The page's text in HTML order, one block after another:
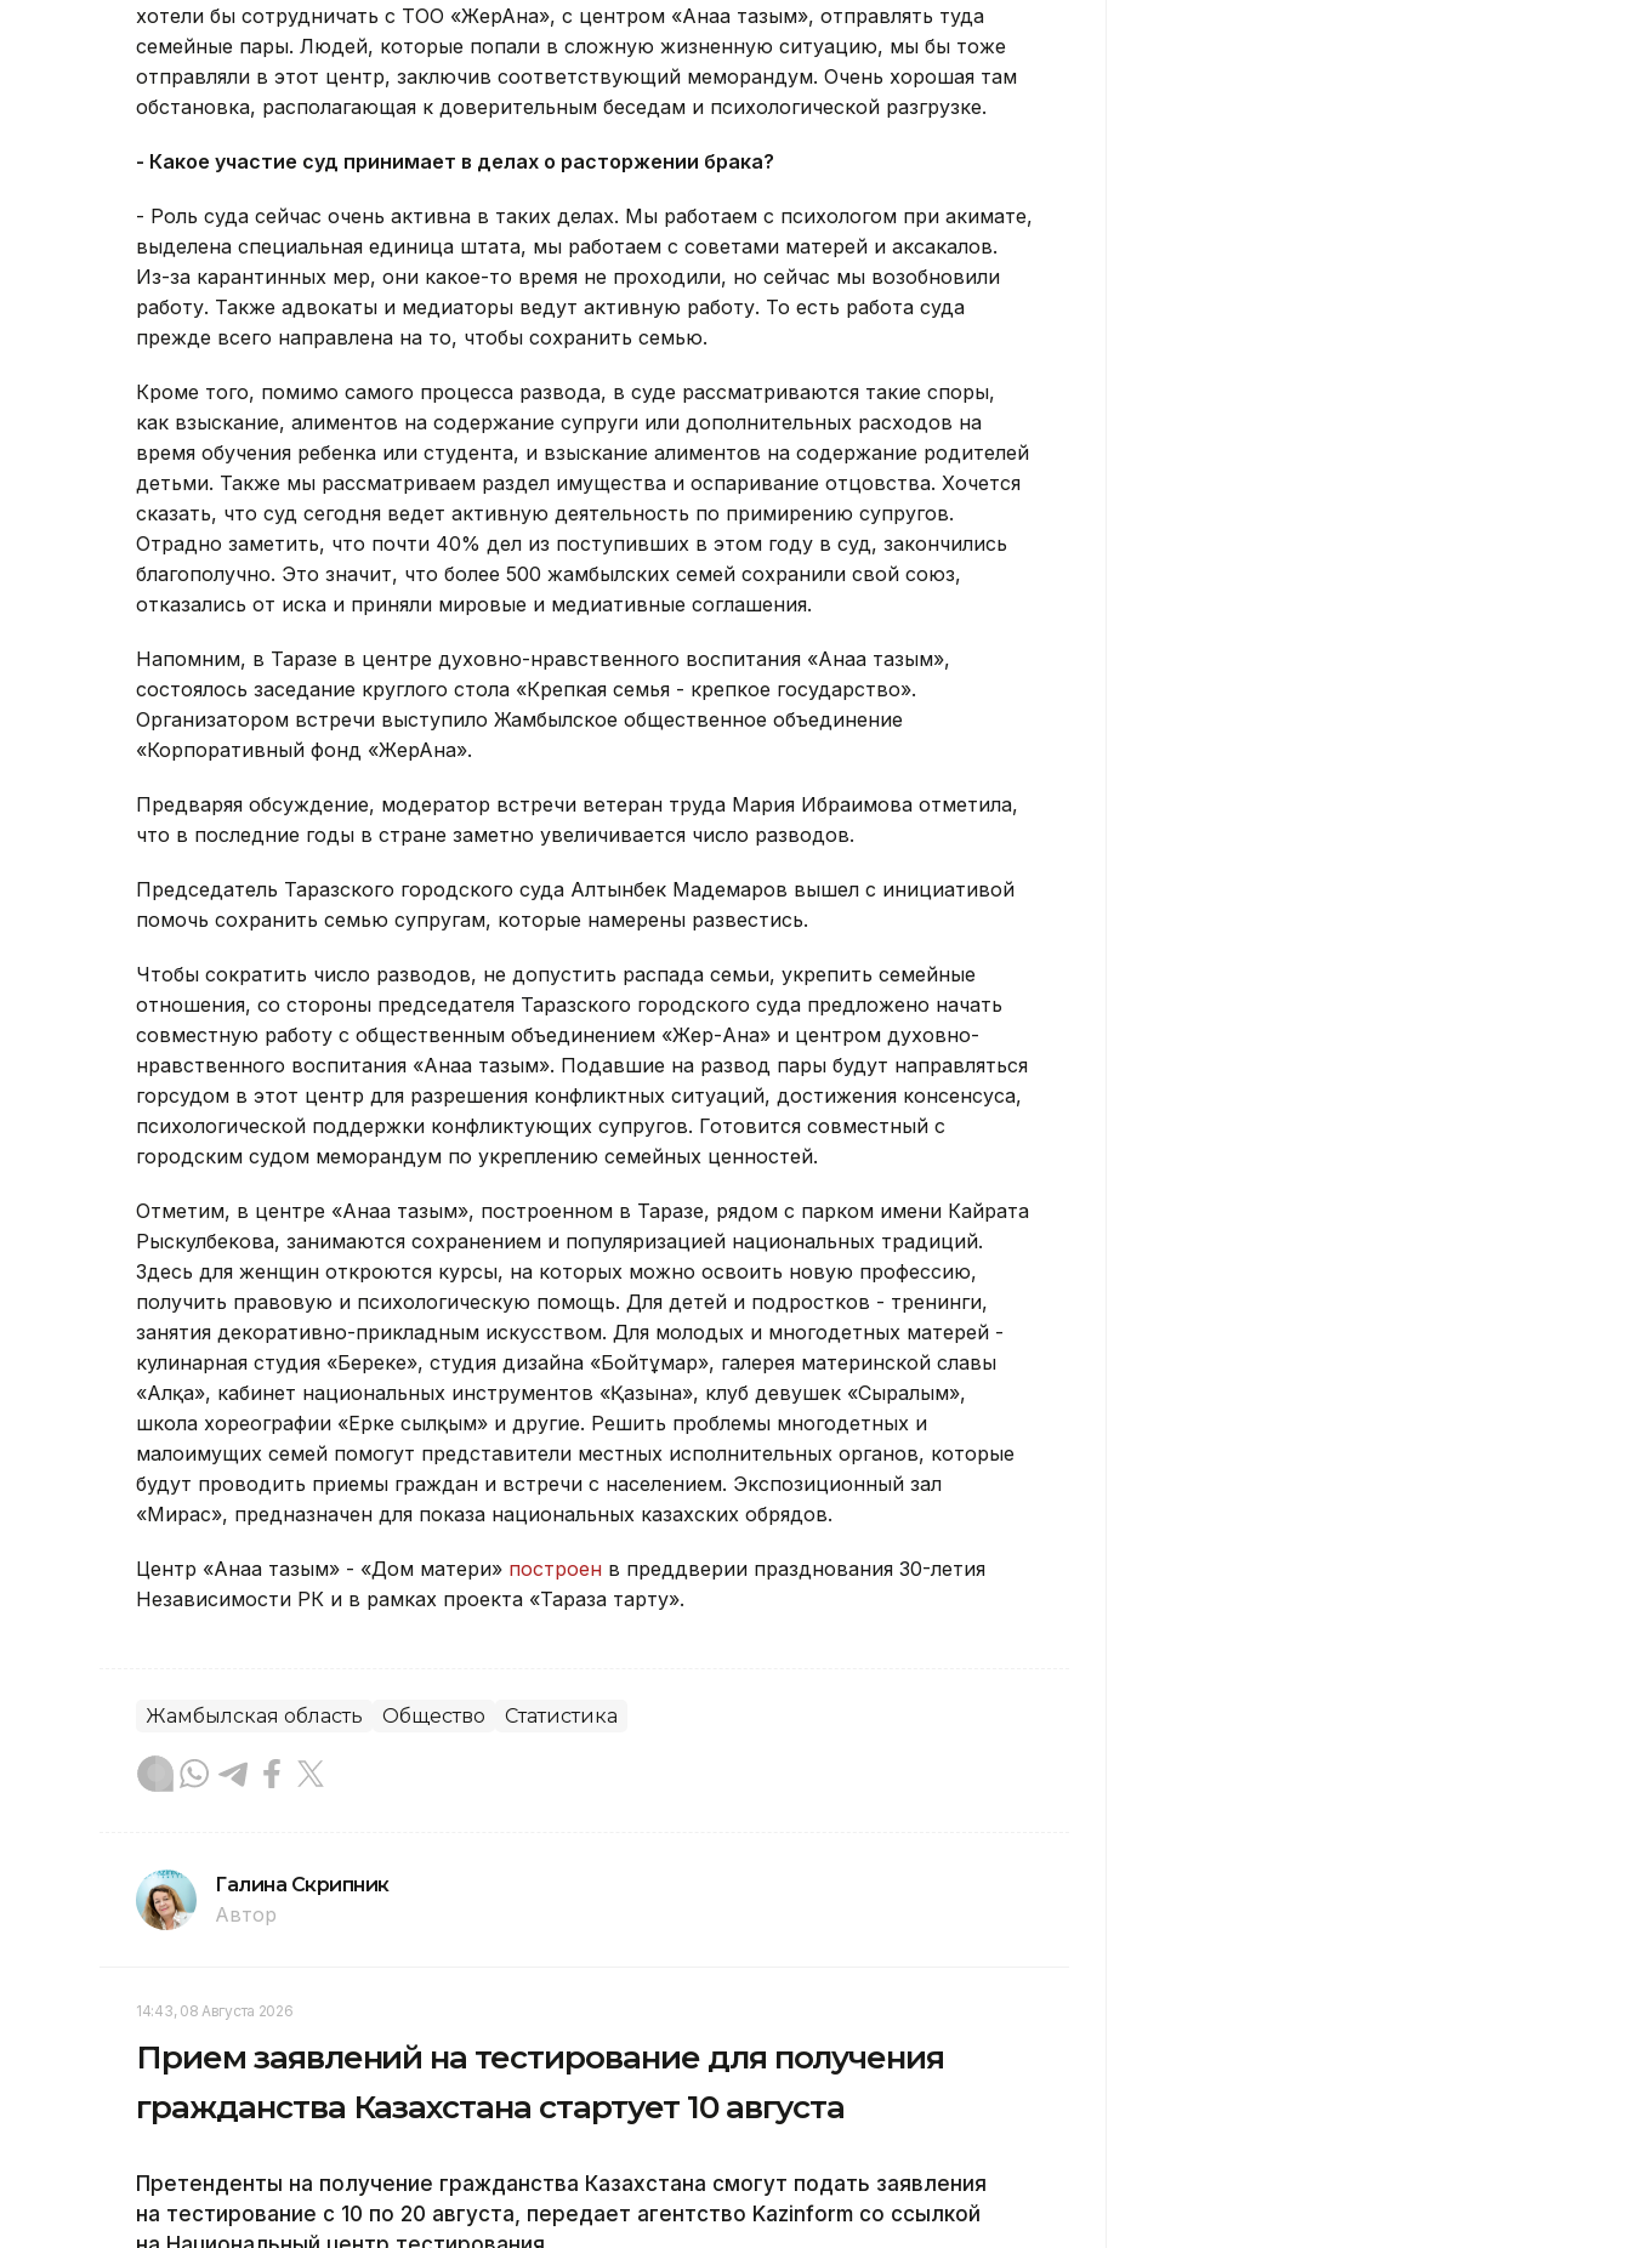
хотели бы сотрудничать с ТОО «ЖерАна», с центром «Анаға тағзым», отправлять туда
семейные пары. Людей, которые попали в сложную жизненную ситуацию, мы бы тоже
отправляли в этот центр, заключив соответствующий меморандум. Очень хорошая там
обстановка, располагающая к доверительным беседам и психологической разгрузке.
- Какое участие суд принимает в делах о расторжении брака?
- Роль суда сейчас очень активна в таких делах. Мы работаем с психологом при акимате,
выделена специальная единица штата, мы работаем с советами матерей и аксакалов.
Из-за карантинных мер, они какое-то время не проходили, но сейчас мы возобновили
работу. Также адвокаты и медиаторы ведут активную работу. То есть работа суда
прежде всего направлена на то, чтобы сохранить семью.
Кроме того, помимо самого процесса развода, в суде рассматриваются такие споры,
как взыскание, алиментов на содержание супруги или дополнительных расходов на
время обучения ребенка или студента, и взыскание алиментов на содержание родителей
детьми. Также мы рассматриваем раздел имущества и оспаривание отцовства. Хочется
сказать, что суд сегодня ведет активную деятельность по примирению супругов.
Отрадно заметить, что почти 40% дел из поступивших в этом году в суд, закончились
благополучно. Это значит, что более 500 жамбылских семей сохранили свой союз,
отказались от иска и приняли мировые и медиативные соглашения.
Напомним, в Таразе в центре духовно-нравственного воспитания «Анаға тағзым»,
состоялось заседание круглого стола «Крепкая семья - крепкое государство».
Организатором встречи выступило Жамбылское общественное объединение
«Корпоративный фонд «ЖерАна».
Предваряя обсуждение, модератор встречи ветеран труда Мария Ибраимова отметила,
что в последние годы в стране заметно увеличивается число разводов.
Председатель Таразского городского суда Алтынбек Мадемаров вышел с инициативой
помочь сохранить семью супругам, которые намерены развестись.
Чтобы сократить число разводов, не допустить распада семьи, укрепить семейные
отношения, со стороны председателя Таразского городского суда предложено начать
совместную работу с общественным объединением «Жер-Ана» и центром духовно-
нравственного воспитания «Анаға тағзым». Подавшие на развод пары будут направляться
горсудом в этот центр для разрешения конфликтных ситуаций, достижения консенсуса,
психологической поддержки конфликтующих супругов. Готовится совместный с
городским судом меморандум по укреплению семейных ценностей.
Отметим, в центре «Анаға тағзым», построенном в Таразе, рядом с парком имени Кайрата
Рыскулбекова, занимаются сохранением и популяризацией национальных традиций.
Здесь для женщин откроются курсы, на которых можно освоить новую профессию,
получить правовую и психологическую помощь. Для детей и подростков - тренинги,
занятия декоративно-прикладным искусством. Для молодых и многодетных матерей -
кулинарная студия «Береке», студия дизайна «Бойтұмар», галерея материнской славы
«Алқа», кабинет национальных инструментов «Қазына», клуб девушек «Сырғалым»,
школа хореографии «Ерке сылқым» и другие. Решить проблемы многодетных и
малоимущих семей помогут представители местных исполнительных органов, которые
будут проводить приемы граждан и встречи с населением. Экспозиционный зал
«Мирас», предназначен для показа национальных казахских обрядов.
Центр «Анаға тағзым» - «Дом матери» построен в преддверии празднования 30-летия
Независимости РК и в рамках проекта «Таразға тарту».
Жамбылская область Общество Статистика
Галина Скрипник
Автор
14:43, 08 Августа 2026
Прием заявлений на тестирование для получения
гражданства Казахстана стартует 10 августа
Претенденты на получение гражданства Казахстана смогут подать заявления
на тестирование с 10 по 20 августа, передает агентство Kazinform со ссылкой